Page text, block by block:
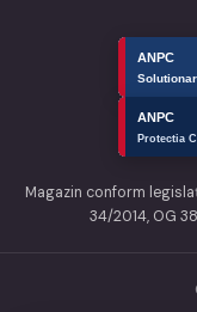
Magazin conform
34/2014, OG